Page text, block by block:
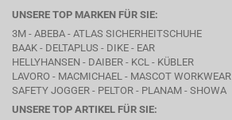
UNSERE TOP MARKEN FÜR SIE:
3M - ABEBA - ATLAS SICHERHEITSCHUHE
BAAK - DELTAPLUS - DIKE - EAR
HELLYHANSEN - DAIBER - KCL - KÜBLER
LAVORO - MACMICHAEL - MASCOT WORKWEAR
SAFETY JOGGER - PELTOR - PLANAM - SHOWA
UNSERE TOP ARTIKEL FÜR SIE: